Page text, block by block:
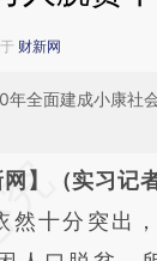
财新网
全面建成小康社
结开头增加这
于财
网】（实习记
然十分突出